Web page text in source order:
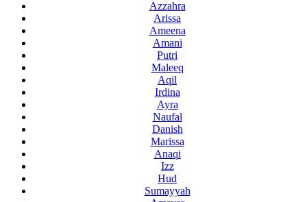
Azzahra
Arissa
Ameena
Amani
Putri
Maleeq
Aqil
Irdina
Ayra
Naufal
Danish
Marissa
Anaqi
Izz
Hud
Sumayyah